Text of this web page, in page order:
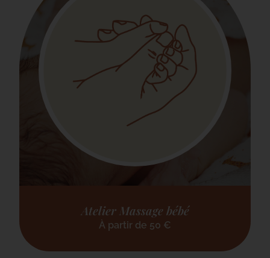
Atelier Massage bébé
À partir de 50 €